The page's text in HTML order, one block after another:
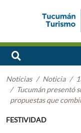
Noticias Noticia
Tucumán presentó
propuestas que
FESTIVIDAD